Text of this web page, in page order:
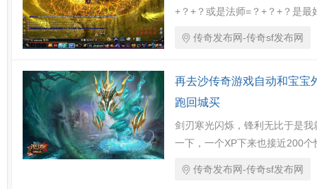
+？+？或是法师=？+？+？是
传奇发布网-传奇sf发布网
再去沙传奇游戏自动和宝宝
跑回城买
剑刃寒光闪烁，锋利无比于是
一下，一个XP下来也接近200
传奇发布网-传奇sf发布网